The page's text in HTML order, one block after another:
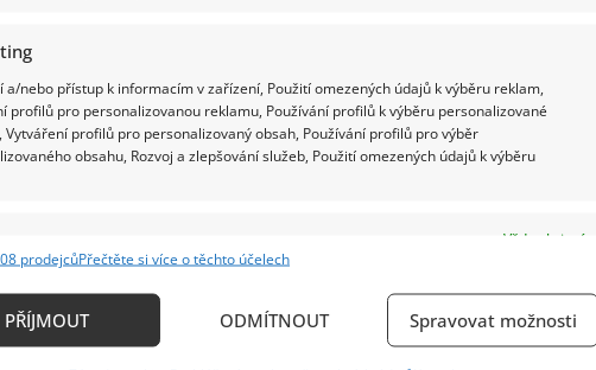
a/nebo přístup k informacím v zařízení, Použití omezených údajů k výběru reklam,
profilů pro personalizovanou reklamu, Používání profilů k výběru personalizované
Vytváření profilů pro personalizovaný obsah, Používání profilů pro výběr
obsahu, Rozvoj a zlepšování služeb, Použití omezených údajů k výběru
Vždy aktivní
zařízení na základě automaticky přenášených informací.
prodejcůPřečtěte si více o těchto účelech
PŘÍJMOUT ODMÍTNOUT Spravovat možnosti